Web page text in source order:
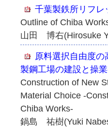
千葉製鉄所リフレ
Outline of Chiba
山田 博右(Hirosuke
原料選択自由度
製鋼工場の建設と操
Construction of New
Material Choice -
Chiba Works-
鍋島 祐樹(Yuki